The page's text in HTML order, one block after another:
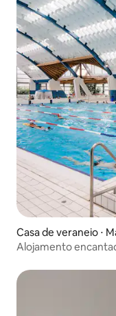
Casa de veraneio ⋅
Alojamento